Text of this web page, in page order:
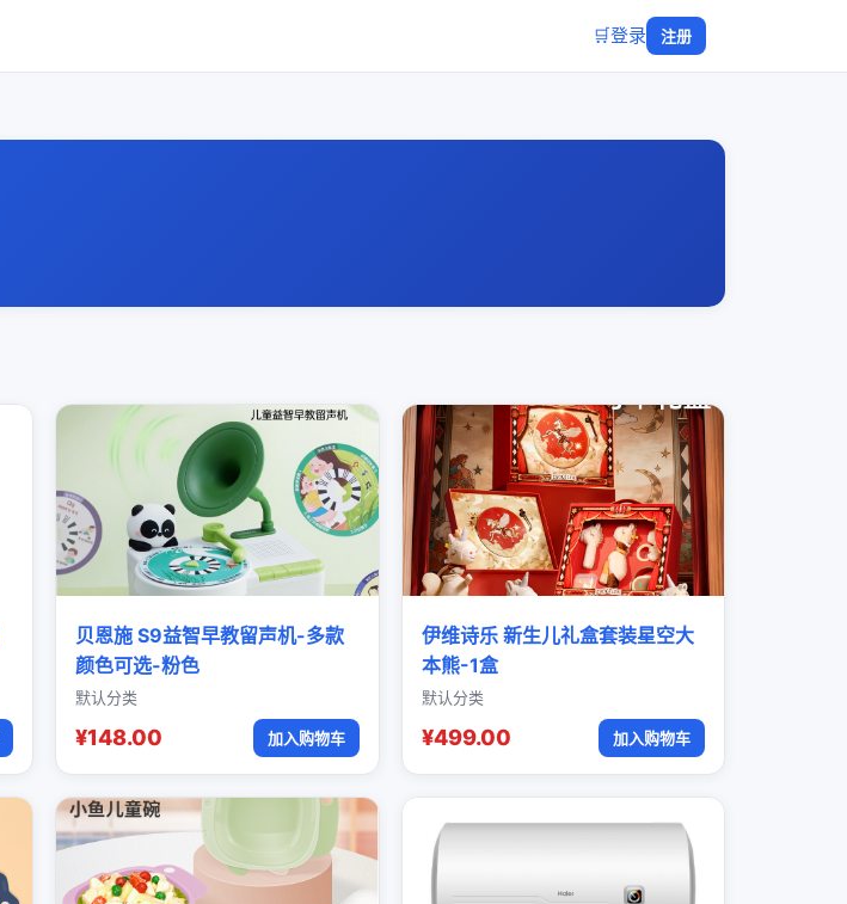
🛒登录 注册
贝恩施 S9益智早教留声机-多款
颜色可选-粉色
默认分类
¥148.00 加入购物车
伊维诗乐 新生儿礼盒套装星空大
本熊-1盒
默认分类
¥499.00 加入购物车